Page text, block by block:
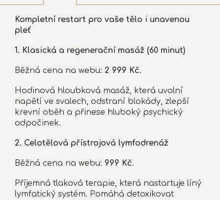
Kompletní restart pro vaše tělo i unavenou
pleť
1. Klasická a regenerační masáž (60 minut)
Běžná cena na webu: 2 999 Kč.
Hodinová hloubková masáž, která uvolní
napětí ve svalech, odstraní blokády, zlepší
krevní oběh a přinese hluboký psychický
odpočinek.
2. Celotělová přístrojová lymfodrenáž
Běžná cena na webu: 999 Kč.
Příjemná tlaková terapie, která nastartuje líný
lymfatický systém. Pomáhá detoxikovat